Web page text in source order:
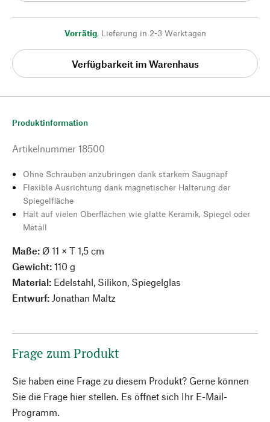
Vorrätig, Lieferung in 2-3 Werktagen
Verfügbarkeit im Warenhaus
Produktinformation
Artikelnummer 18500
Ohne Schrauben anzubringen dank starkem Saugnapf
Flexible Ausrichtung dank magnetischer Halterung der
Spiegelfläche
Hält auf vielen Oberflächen wie glatte Keramik, Spiegel oder
Metall
Maße: Ø 11 × T 1,5 cm
Gewicht: 110 g
Material: Edelstahl, Silikon, Spiegelglas
Entwurf: Jonathan Maltz
Frage zum Produkt
Sie haben eine Frage zu diesem Produkt? Gerne können
Sie die Frage hier stellen. Es öffnet sich Ihr E-Mail-
Programm.